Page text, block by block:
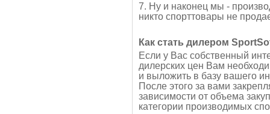
7. Ну и наконец мы -
никто спорттовары не
Как стать дилером
Если у Вас собственный
дилерских цен Вам
и выложить в базу вашего
После этого за вами
зависимости от объема
категории производимых